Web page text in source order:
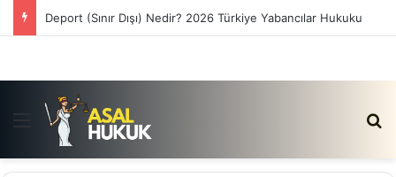
Deport (Sınır Dışı) Nedir? 2026 Türkiye Yabancılar Hukuku
Menü